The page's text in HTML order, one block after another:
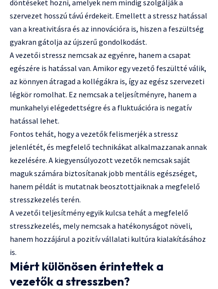
döntéseket hozni, amelyek nem mindig szolgálják a
szervezet hosszú távú érdekeit. Emellett a stressz hatással
van a kreativitásra és az innovációra is, hiszen a feszültség
gyakran gátolja az újszerű gondolkodást.
A vezetői stressz nemcsak az egyénre, hanem a csapat
egészére is hatással van. Amikor egy vezető feszültté válik,
az könnyen átragad a kollégákra is, így az egész szervezeti
légkör romolhat. Ez nemcsak a teljesítményre, hanem a
munkahelyi elégedettségre és a fluktuációra is negatív
hatással lehet.
Fontos tehát, hogy a vezetők felismerjék a stressz
jelenlétét, és megfelelő technikákat alkalmazzanak annak
kezelésére. A kiegyensúlyozott vezetők nemcsak saját
maguk számára biztosítanak jobb mentális egészséget,
hanem példát is mutatnak beosztottjaiknak a megfelelő
stresszkezelés terén.
A vezetői teljesítmény egyik kulcsa tehát a megfelelő
stresszkezelés, mely nemcsak a hatékonyságot növeli,
hanem hozzájárul a pozitív vállalati kultúra kialakításához
is.
Miért különösen érintettek a
vezetők a stresszben?